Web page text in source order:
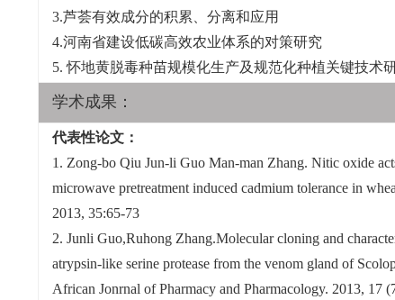
3.芦荟有效成分的积累、分离和应用
4.河南省建设低碳高效农业体系的对策研究
5. 怀地黄脱毒种苗规模化生产及规范化种植关键技术
学术成果：
代表性论文：
1. Zong-bo Qiu Jun-li Guo Man-man Zhang. Nitic oxide
microwave pretreatment induced cadmium tolerance in
2013, 35:65-73
2. Junli Guo,Ruhong Zhang.Molecular cloning and
atrypsin-like serine protease from the venom gland of
African Jonrnal of Pharmacy and Pharmacology. 2013, 17